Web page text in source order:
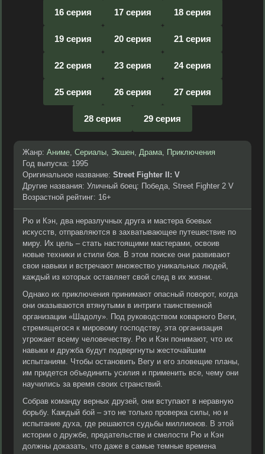
16 серия 17 серия 18 серия
19 серия 20 серия 21 серия
22 серия 23 серия 24 серия
25 серия 26 серия 27 серия
28 серия 29 серия
Жанр: Аниме, Сериалы, Экшен, Драма, Приключения
Год выпуска: 1995
Оригинальное название: Street Fighter II: V
Другие названия: Уличный боец: Победа, Street Fighter 2 V
Возрастной рейтинг: 16+
Рю и Кэн, два неразлучных друга и мастера боевых
искусств, отправляются в захватывающее путешествие по
миру. Их цель – стать настоящими мастерами, освоив
новые техники и стили боя. В этом поиске они развивают
свои навыки и встречают множество уникальных людей,
каждый из которых оставляет свой след в их жизни.
Однако их приключения принимают опасный поворот, когда
они оказываются втянутыми в интриги таинственной
организации «Шадолу». Под руководством коварного Веги,
стремящегося к мировому господству, эта организация
угрожает всему человечеству. Рю и Кэн понимают, что их
навыки и дружба будут подвергнуты жесточайшим
испытаниям. Чтобы остановить Вегу и его зловещие планы,
им придется объединить усилия и применить все, чему они
научились за время своих странствий.
Собрав команду верных друзей, они вступают в неравную
борьбу. Каждый бой – это не только проверка силы, но и
испытание духа, где решаются судьбы миллионов. В этой
истории о дружбе, предательстве и смелости Рю и Кэн
должны доказать, что даже в самые темные времена